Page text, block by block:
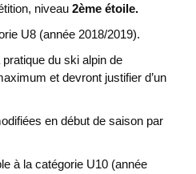
niveau 2ème étoile.
U8 (année 2018/2019).
du ski alpin de
et devront justifier d’un
en début de saison par
à la catégorie U10 (année